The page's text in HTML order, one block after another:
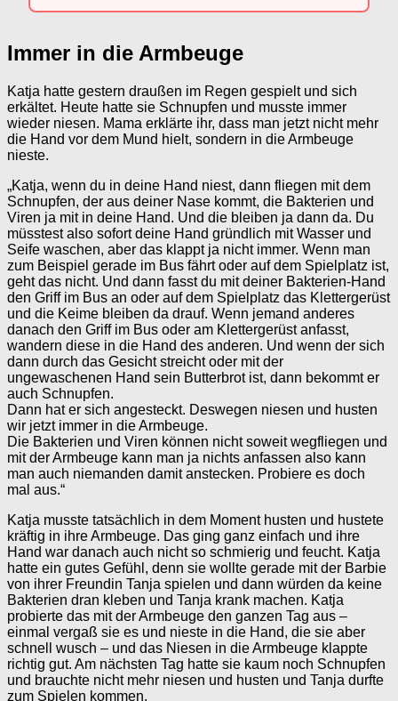
Immer in die Armbeuge
Katja hatte gestern draußen im Regen gespielt und sich
erkältet. Heute hatte sie Schnupfen und musste immer
wieder niesen. Mama erklärte ihr, dass man jetzt nicht mehr
die Hand vor dem Mund hielt, sondern in die Armbeuge
nieste.
„Katja, wenn du in deine Hand niest, dann fliegen mit dem
Schnupfen, der aus deiner Nase kommt, die Bakterien und
Viren ja mit in deine Hand. Und die bleiben ja dann da. Du
müsstest also sofort deine Hand gründlich mit Wasser und
Seife waschen, aber das klappt ja nicht immer. Wenn man
zum Beispiel gerade im Bus fährt oder auf dem Spielplatz ist,
geht das nicht. Und dann fasst du mit deiner Bakterien-Hand
den Griff im Bus an oder auf dem Spielplatz das Klettergerüst
und die Keime bleiben da drauf. Wenn jemand anderes
danach den Griff im Bus oder am Klettergerüst anfasst,
wandern diese in die Hand des anderen. Und wenn der sich
dann durch das Gesicht streicht oder mit der
ungewaschenen Hand sein Butterbrot ist, dann bekommt er
auch Schnupfen.
Dann hat er sich angesteckt. Deswegen niesen und husten
wir jetzt immer in die Armbeuge.
Die Bakterien und Viren können nicht soweit wegfliegen und
mit der Armbeuge kann man ja nichts anfassen also kann
man auch niemanden damit anstecken. Probiere es doch
mal aus.“
Katja musste tatsächlich in dem Moment husten und hustete
kräftig in ihre Armbeuge. Das ging ganz einfach und ihre
Hand war danach auch nicht so schmierig und feucht. Katja
hatte ein gutes Gefühl, denn sie wollte gerade mit der Barbie
von ihrer Freundin Tanja spielen und dann würden da keine
Bakterien dran kleben und Tanja krank machen. Katja
probierte das mit der Armbeuge den ganzen Tag aus –
einmal vergaß sie es und nieste in die Hand, die sie aber
schnell wusch – und das Niesen in die Armbeuge klappte
richtig gut. Am nächsten Tag hatte sie kaum noch Schnupfen
und brauchte nicht mehr niesen und husten und Tanja durfte
zum Spielen kommen.